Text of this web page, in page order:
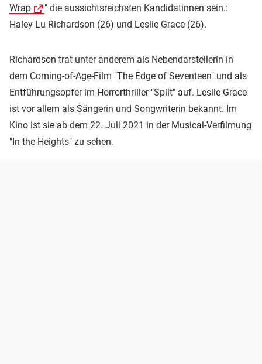
Wrap
" die aussichtsreichsten Kandidatinnen sein.:
Haley Lu Richardson (26) und Leslie Grace (26).
Richardson trat unter anderem als Nebendarstellerin in
dem Coming-of-Age-Film "The Edge of Seventeen" und als
Entführungsopfer im Horrorthriller "Split" auf. Leslie Grace
ist vor allem als Sängerin und Songwriterin bekannt. Im
Kino ist sie ab dem 22. Juli 2021 in der Musical-Verfilmung
"In the Heights" zu sehen.